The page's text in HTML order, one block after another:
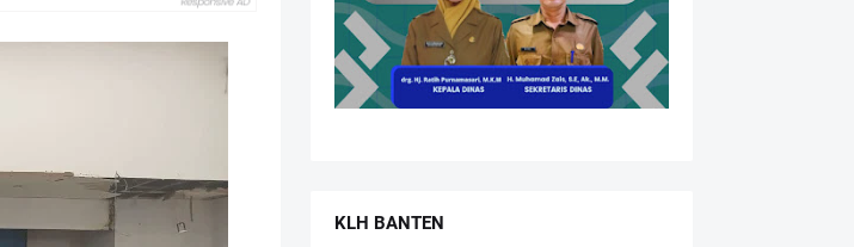
KLH BANTEN